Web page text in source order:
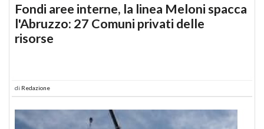
Fondi aree interne, la linea Meloni spacca
l'Abruzzo: 27 Comuni privati delle
risorse
di Redazione